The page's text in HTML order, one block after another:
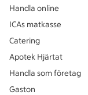
Handla online
ICAs matkasse
Catering
Apotek Hjärtat
Handla som företag
Gaston